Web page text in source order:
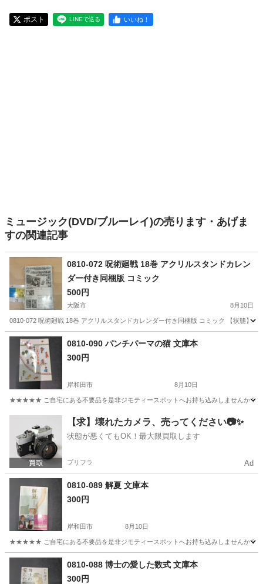
ポスト LINEで送る いいね！
ミュージック(DVD/ブルーレイ)の売ります・あげま
すの関連記事
0810-072 呪術廻戦 18巻 アクリルスタンドカレン
ダー付き同梱版 コミック
500円
大阪市 8月10日
0810-072 呪術廻戦 18巻 アクリルスタンドカレンダー付き同梱版 コミック 【状態】
大阪 大阪市 マンガ、コミック、アニメ 呪術廻戦
0810-090 パンチパーマの猫 文庫本
300円
岸和田市 8月10日
★★★★★ ご自宅にある不要品を是非ジモティースポットへお持ち込みしませんか？
文芸 文庫本
【求】壊れたカメラ、売ってください📷✨
状態が悪くてもOK！最大限買取します
プリフラ Ad
0810-089 解夏 文庫本
300円
岸和田市 8月10日
★★★★★ ご自宅にある不要品を是非ジモティースポットへお持ち込みしませんか？
大阪 岸和田市 文庫本
0810-088 博士の愛した数式 文庫本
300円